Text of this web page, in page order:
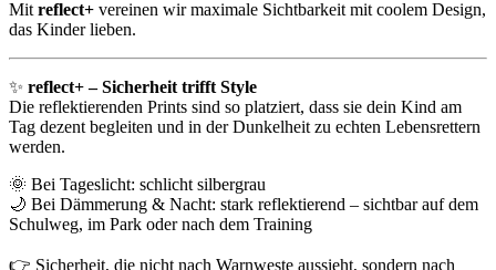
Mitreflect+ vereinen wir maximale Sichtbarkeit mit coolem Design,
das Kinder lieben.
✨ reflect+ – Sicherheit trifft Style
Die reflektierenden Prints sind so platziert, dass sie dein Kind am
Tag dezent begleiten und in der Dunkelheit zu echten Lebensrettern
werden.
🌞 Bei Tageslicht: schlicht silbergrau
🌙 Bei Dämmerung & Nacht: stark reflektierend – sichtbar auf dem
Schulweg, im Park oder nach dem Training
👉 Sicherheit, die nicht nach Warnweste aussieht, sondern nach